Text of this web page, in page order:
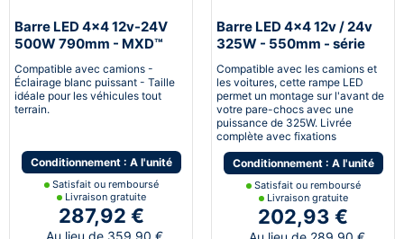
Barre LED 4x4 12v-24V
500W 790mm - MXD™
Compatible avec camions -
Éclairage blanc puissant - Taille
idéale pour les véhicules tout
terrain.
Conditionnement : A l'unité
Satisfait ou remboursé
Livraison gratuite
287,92 €
Au lieu de 359,90 €
Barre LED 4x4 12v / 24v
325W - 550mm - série
Compatible avec les camions et
les voitures, cette rampe LED
permet un montage sur l'avant de
votre pare-chocs avec une
puissance de 325W. Livrée
complète avec fixations
Conditionnement : A l'unité
Satisfait ou remboursé
Livraison gratuite
202,93 €